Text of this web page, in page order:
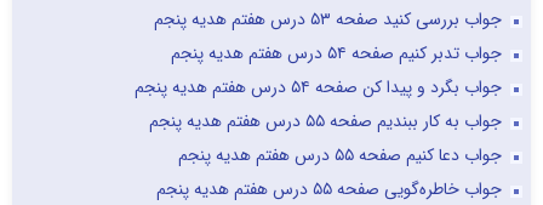
جواب بررسی کنید صفحه ۵۳ درس هفتم هدیه پنجم
جواب تدبر کنیم صفحه ۵۴ درس هفتم هدیه پنجم
جواب بگرد و پیدا کن صفحه ۵۴ درس هفتم هدیه پنجم
جواب به کار ببندیم صفحه ۵۵ درس هفتم هدیه پنجم
جواب دعا کنیم صفحه ۵۵ درس هفتم هدیه پنجم
جواب خاطره‌گویی صفحه ۵۵ درس هفتم هدیه پنجم